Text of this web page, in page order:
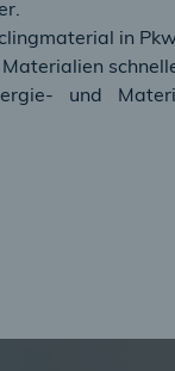
in
und